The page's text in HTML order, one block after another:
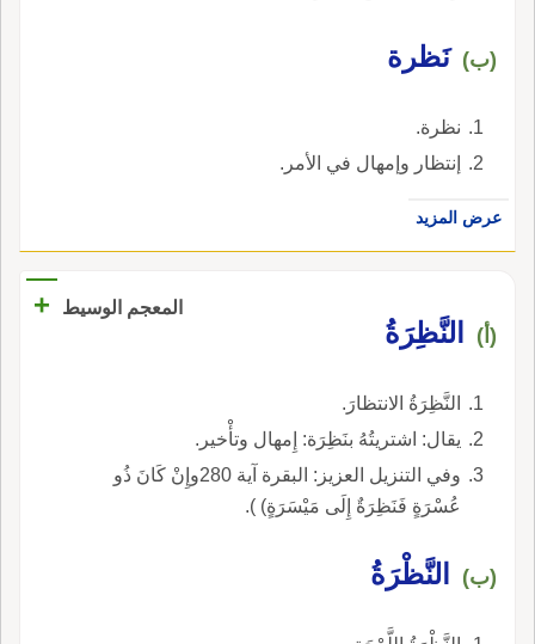
(ب) نَظرة
نظرة.
إنتظار وإمهال في الأمر.
عرض المزيد
المعجم الوسيط +
(أ) النَّظِرَةُ
النَّظِرَةُ الانتظارَ.
يقال: اشتريتُهُ بنَظِرَة: إِمهال وتأْخير.
وفي التنزيل العزيز: البقرة آية 280وإِنْ كَانَ ذُو
عُسْرَةٍ فَنَظِرَةٌ إِلَى مَيْسَرَةٍ) ).
(ب) النَّظْرَةُ